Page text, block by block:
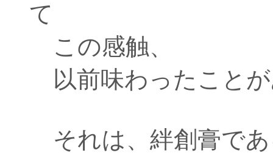
て
この感触、
以前味わったこと
それは、絆創膏で